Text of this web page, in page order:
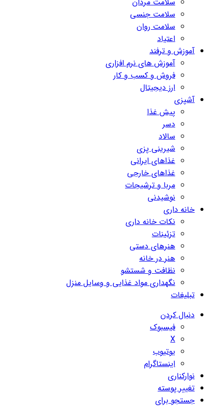
سلامت جنسی
سلامت روان
اعتیاد
آموزش و ترفند
آموزش های نرم افزاری
فروش و کسب و کار
ارز دیجیتال
آشپزی
پیش غذا
دسر
سالاد
شیرینی پزی
غذاهای ایرانی
غذاهای خارجی
مربا و ترشیجات
نوشیدنی
خانه داری
نکات خانه داری
تزئینات
هنرهای دستی
هنر در خانه
نظافت و شستشو
نگهداری مواد غذایی و وسایل منزل
تبلیغات
دنبال کردن
فیسبوک
X
یوتیوب
اینستاگرام
نوارکناری
تغییر پوسته
جستجو برای